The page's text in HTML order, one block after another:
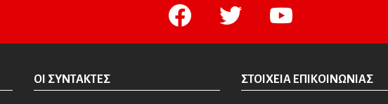
facebook twitter youtube
ΟΙ ΣΥΝΤΆΚΤΕΣ ΣΤΟΙΧΕΊΑ ΕΠΙΚΟΙΝΩΝΊΑΣ